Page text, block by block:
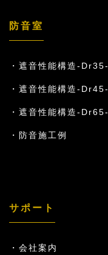
防音室
遮音性能構造-Dr35-
遮音性能構造-Dr45-
遮音性能構造-Dr65-
防音施工例
サポート
会社案内